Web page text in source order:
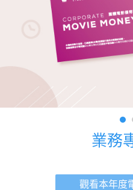
業務
觀看本年度
商家介紹